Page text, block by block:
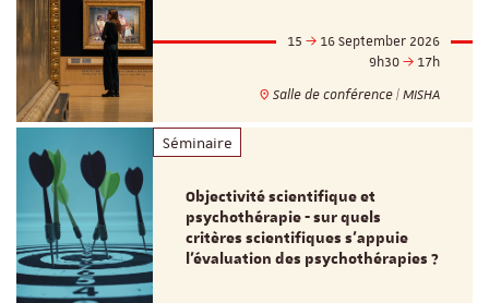
15
16 September 2026
9h30
17h
Salle de conférence | MISHA
Séminaire
Objectivité scientifique et
psychothérapie - sur quels
critères scientifiques s'appuie
l'évaluation des psychothérapies ?